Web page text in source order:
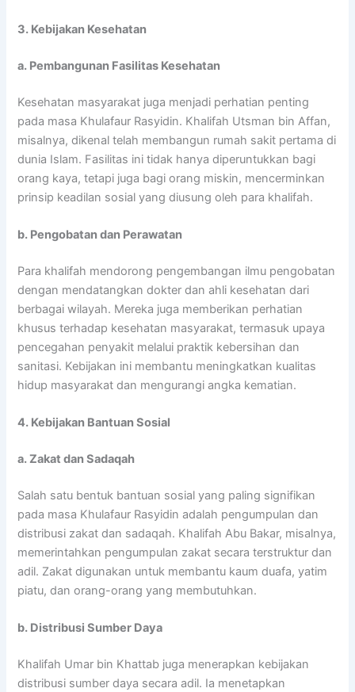
3. Kebijakan Kesehatan
a. Pembangunan Fasilitas Kesehatan
Kesehatan masyarakat juga menjadi perhatian penting
pada masa Khulafaur Rasyidin. Khalifah Utsman bin Affan,
misalnya, dikenal telah membangun rumah sakit pertama di
dunia Islam. Fasilitas ini tidak hanya diperuntukkan bagi
orang kaya, tetapi juga bagi orang miskin, mencerminkan
prinsip keadilan sosial yang diusung oleh para khalifah.
b. Pengobatan dan Perawatan
Para khalifah mendorong pengembangan ilmu pengobatan
dengan mendatangkan dokter dan ahli kesehatan dari
berbagai wilayah. Mereka juga memberikan perhatian
khusus terhadap kesehatan masyarakat, termasuk upaya
pencegahan penyakit melalui praktik kebersihan dan
sanitasi. Kebijakan ini membantu meningkatkan kualitas
hidup masyarakat dan mengurangi angka kematian.
4. Kebijakan Bantuan Sosial
a. Zakat dan Sadaqah
Salah satu bentuk bantuan sosial yang paling signifikan
pada masa Khulafaur Rasyidin adalah pengumpulan dan
distribusi zakat dan sadaqah. Khalifah Abu Bakar, misalnya,
memerintahkan pengumpulan zakat secara terstruktur dan
adil. Zakat digunakan untuk membantu kaum duafa, yatim
piatu, dan orang-orang yang membutuhkan.
b. Distribusi Sumber Daya
Khalifah Umar bin Khattab juga menerapkan kebijakan
distribusi sumber daya secara adil. Ia menetapkan